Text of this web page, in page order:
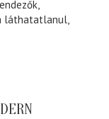
láthatatlanul,